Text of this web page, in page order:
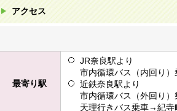
アクセス
最寄り駅
JR奈良駅より
市内循環バス（内回り
近鉄奈良駅より
市内循環バス（外回り
天理行きバス乗車→紀寺